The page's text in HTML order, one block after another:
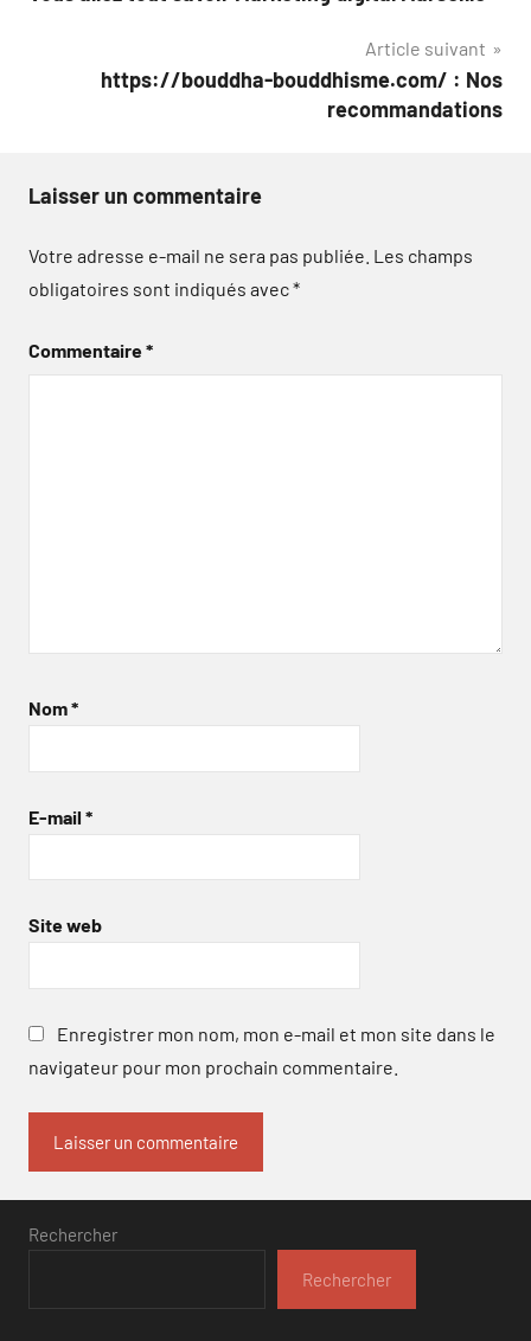
de
Article suivant
https://bouddha-bouddhisme.com/ : Nos
recommandations
Laisser un commentaire
Votre adresse e-mail ne sera pas publiée. Les champs
obligatoires sont indiqués avec*
Commentaire*
Nom*
E-mail *
Site web
Enregistrer mon nom, mon e-mail et mon site dans le
navigateur pour mon prochain commentaire.
Rechercher
Rechercher